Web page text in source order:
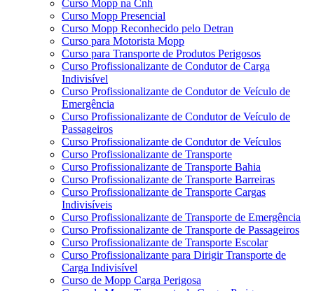
Curso Mopp na Cnh
Curso Mopp Presencial
Curso Mopp Reconhecido pelo Detran
Curso para Motorista Mopp
Curso para Transporte de Produtos Perigosos
Curso Profissionalizante de Condutor de Carga
Indivisível
Curso Profissionalizante de Condutor de Veículo de
Emergência
Curso Profissionalizante de Condutor de Veículo de
Passageiros
Curso Profissionalizante de Condutor de Veículos
Curso Profissionalizante de Transporte
Curso Profissionalizante de Transporte Bahia
Curso Profissionalizante de Transporte Barreiras
Curso Profissionalizante de Transporte Cargas
Indivisíveis
Curso Profissionalizante de Transporte de Emergência
Curso Profissionalizante de Transporte de Passageiros
Curso Profissionalizante de Transporte Escolar
Curso Profissionalizante para Dirigir Transporte de
Carga Indivisível
Curso de Mopp Carga Perigosa